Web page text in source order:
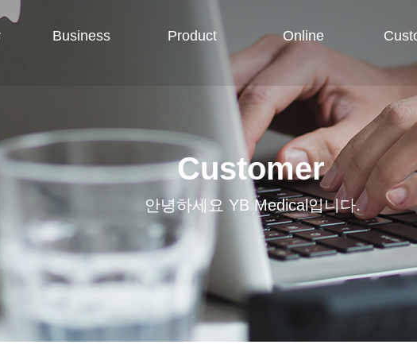
Business Product Online
Customer
안녕하세요 YB Medical입니다.